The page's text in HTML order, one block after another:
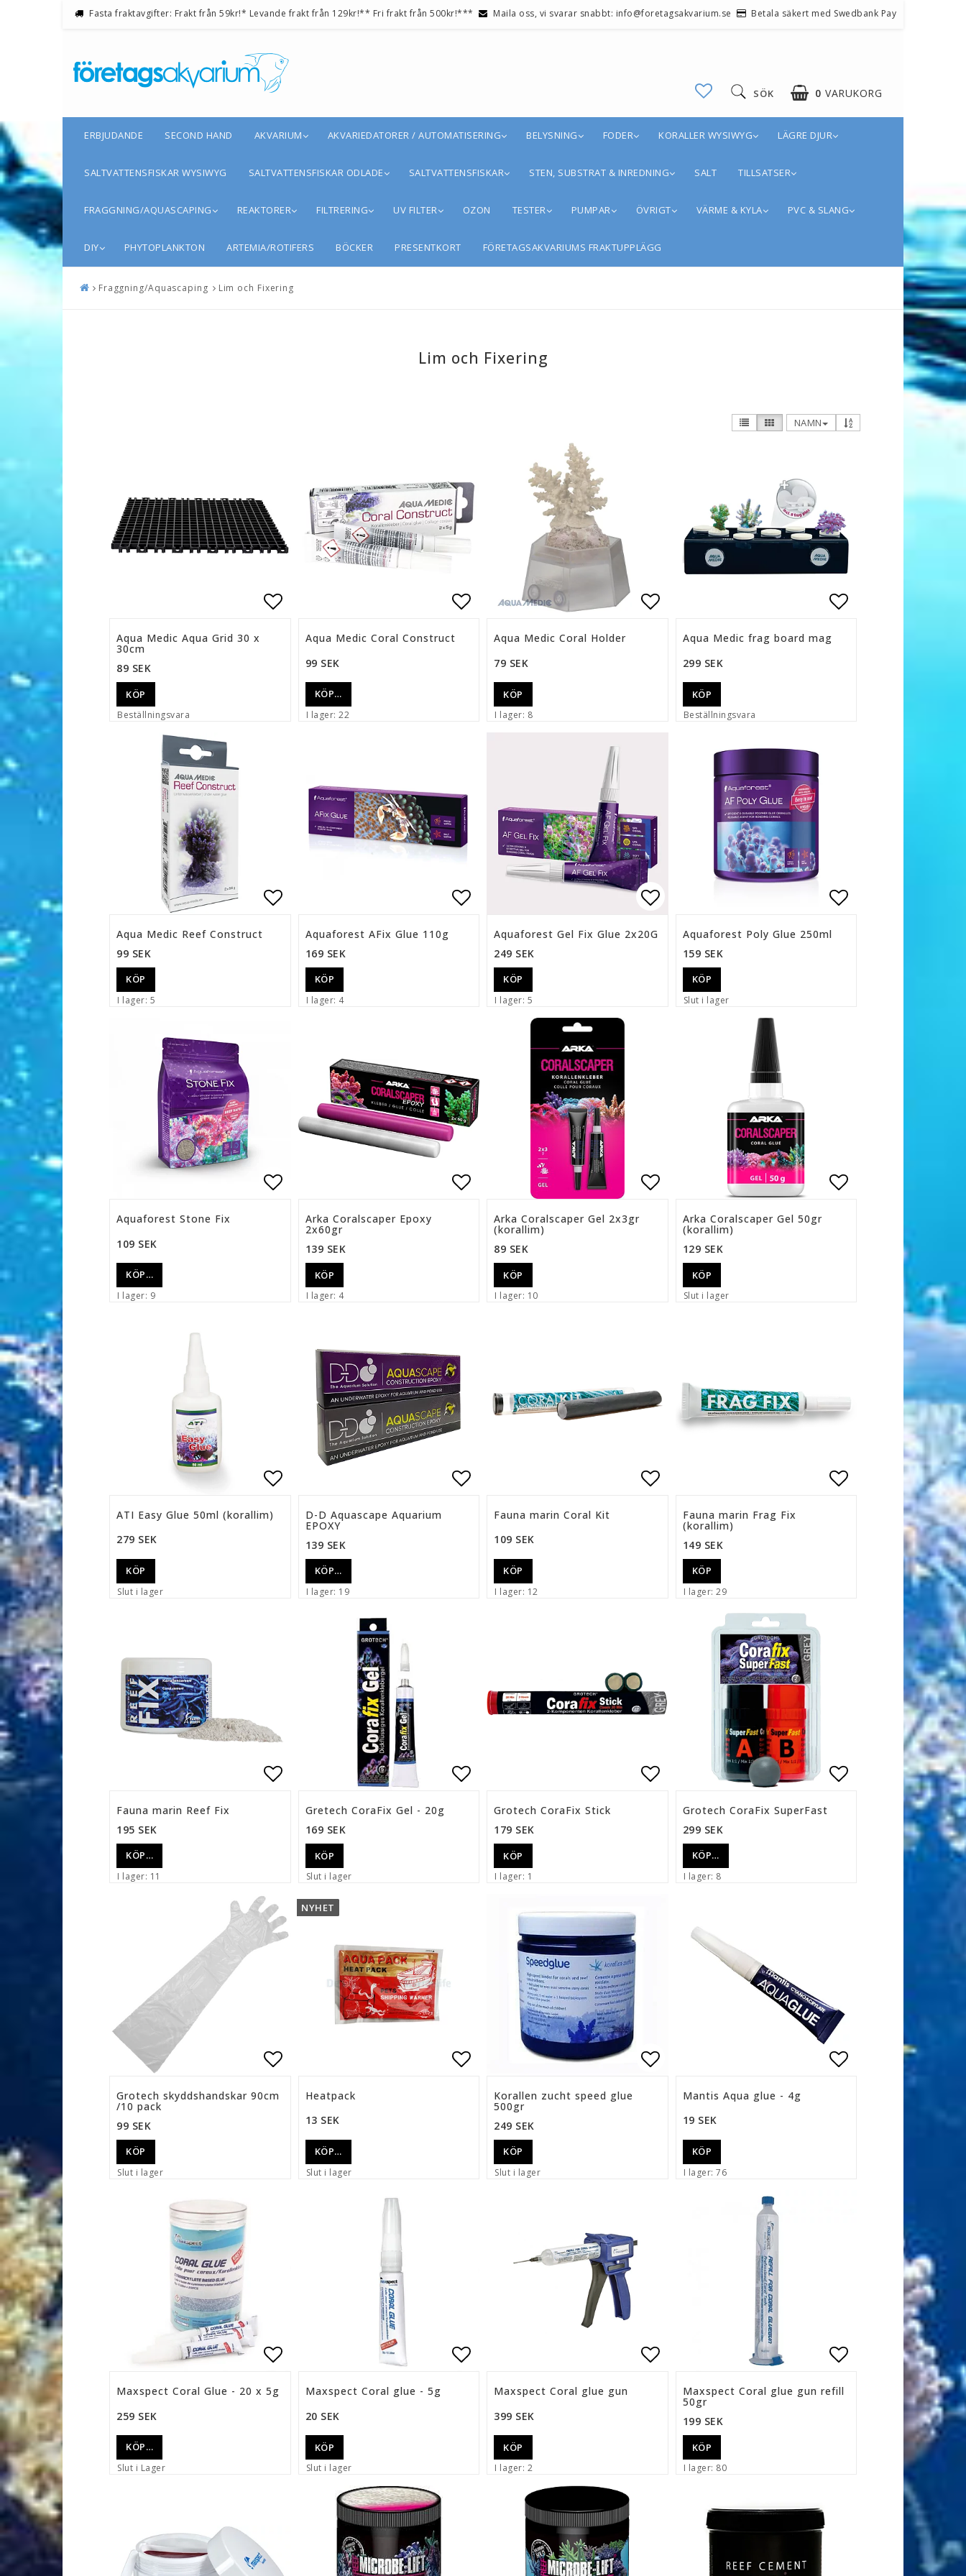
Fasta fraktavgifter: Frakt från 59kr!* Levande frakt från 129kr!** Fri frakt från 500kr!*** Maila oss, vi svarar snabbt: info@foretagsakvarium.se Betala säkert med Swedbank Pay
0 VARUKORG
SÖK
ERBJUDANDE SECOND HAND AKVARIUM AKVARIEDATORER / AUTOMATISERING BELYSNING FODER KORALLER WYSIWYG LÄGRE DJUR
SALTVATTENSFISKAR WYSIWYG SALTVATTENSFISKAR ODLADE SALTVATTENSFISKAR STEN, SUBSTRAT & INREDNING SALT TILLSATSER
FRAGGNING/AQUASCAPING REAKTORER FILTRERING UV FILTER OZON TESTER PUMPAR ÖVRIGT VÄRME & KYLA PVC & SLANG
DIY PHYTOPLANKTON ARTEMIA/ROTIFERS BÖCKER PRESENTKORT FÖRETAGSAKVARIUMS FRAKTUPPLÄGG
Fraggning/Aquascaping Lim och Fixering
Lim och Fixering
NAMN
Lägg till i favoritlistan
Aqua Medic Aqua Grid 30 x
30cm
89 SEK
Beställningsvara
KÖP
Lägg till i favoritlistan
Aqua Medic Coral Construct
99 SEK
I lager: 22
KÖP…
Lägg till i favoritlistan
Aqua Medic Coral Holder
79 SEK
I lager: 8
KÖP
Lägg till i
Aqua Medic frag board mag
299 SEK
Beställningsvara
KÖP
Lägg till i favoritlistan
Aqua Medic Reef Construct
99 SEK
I lager: 5
KÖP
Lägg till i favoritlistan
Aquaforest AFix Glue 110g
169 SEK
I lager: 4
KÖP
Lägg till i favoritlistan
Aquaforest Gel Fix Glue 2x20G
249 SEK
I lager: 5
KÖP
Lägg till i
Aquaforest Poly Glue 250ml
159 SEK
Slut i lager
KÖP
Lägg till i favoritlistan
Aquaforest Stone Fix
109 SEK
I lager: 9
KÖP…
Lägg till i favoritlistan
Arka Coralscaper Epoxy
2x60gr
139 SEK
I lager: 4
KÖP
Lägg till i favoritlistan
Arka Coralscaper Gel 2x3gr
(korallim)
89 SEK
I lager: 10
KÖP
Arka Coralscaper Gel 50gr
(korallim)
129 SEK
Slut i lager
KÖP
Lägg till i favoritlistan
ATI Easy Glue 50ml (korallim)
279 SEK
Slut i lager
KÖP
Lägg till i favoritlistan
D-D Aquascape Aquarium
EPOXY
139 SEK
I lager: 19
KÖP…
Lägg till i favoritlistan
Fauna marin Coral Kit
109 SEK
I lager: 12
KÖP
Lägg till i
Fauna marin Frag Fix
(korallim)
149 SEK
I lager: 29
KÖP
Lägg till i favoritlistan
Fauna marin Reef Fix
195 SEK
I lager: 11
KÖP…
Lägg till i favoritlistan
Gretech CoraFix Gel - 20g
169 SEK
Slut i lager
KÖP
Lägg till i favoritlistan
Grotech CoraFix Stick
179 SEK
I lager: 1
KÖP
Lägg till i
Grotech CoraFix SuperFast
299 SEK
I lager: 8
KÖP…
Lägg till i favoritlistan
Grotech skyddshandskar 90cm
/10 pack
99 SEK
Slut i lager
KÖP
NYHET
Lägg till i favoritlistan
Heatpack
13 SEK
Slut i lager
KÖP…
Lägg till i favoritlistan
Korallen zucht speed glue
500gr
249 SEK
Slut i lager
KÖP
Lägg till i
Mantis Aqua glue - 4g
19 SEK
I lager: 76
KÖP
Lägg till i favoritlistan
Maxspect Coral Glue - 20 x 5g
259 SEK
Slut i Lager
KÖP…
Lägg till i favoritlistan
Maxspect Coral glue - 5g
20 SEK
Slut i lager
KÖP
Lägg till i favoritlistan
Maxspect Coral glue gun
399 SEK
I lager: 2
KÖP
Lägg till i
Maxspect Coral glue gun refill
50gr
199 SEK
I lager: 80
KÖP